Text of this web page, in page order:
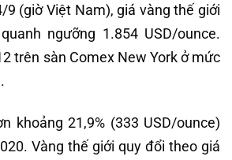
9 (giờ Việt Nam), giá vàng thế giới
ngưỡng 1.854 USD/ounce.
trên sàn Comex New York ở mức
khoảng 21,9% (333 USD/ounce)
Vàng thế giới quy đổi theo giá